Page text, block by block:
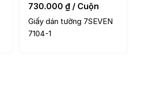
730.000 ₫ / Cuộn
Giấy dán tường 7SEVEN
7104-1